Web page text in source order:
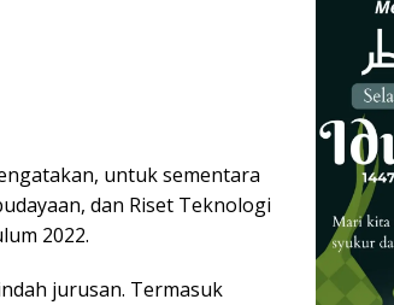
untuk sementara
dan Riset Teknologi
2022.
jurusan. Termasuk